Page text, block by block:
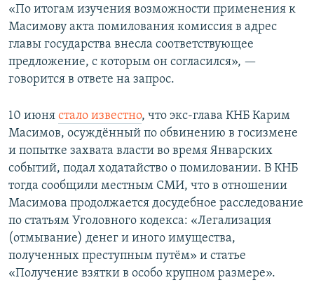
«По итогам изучения возможности применения к
Масимову акта помилования комиссия в адрес
главы государства внесла соответствующее
предложение, с которым он согласился», —
говорится в ответе на запрос.
10 июня стало известно, что экс-глава КНБ Карим
Масимов, осуждённый по обвинению в госизмене
и попытке захвата власти во время Январских
событий, подал ходатайство о помиловании. В КНБ
тогда сообщили местным СМИ, что в отношении
Масимова продолжается досудебное расследование
по статьям Уголовного кодекса: «Легализация
(отмывание) денег и иного имущества,
полученных преступным путём» и статье
«Получение взятки в особо крупном размере».